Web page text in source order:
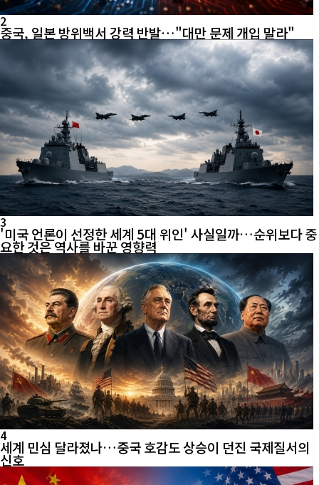
2
중국, 일본 방위백서 강력 반발…"대만 문제 개입 말라"
3
'미국 언론이 선정한 세계 5대 위인' 사실일까…순위보다 중
요한 것은 역사를 바꾼 영향력
4
세계 민심 달라졌나…중국 호감도 상승이 던진 국제질서의
신호